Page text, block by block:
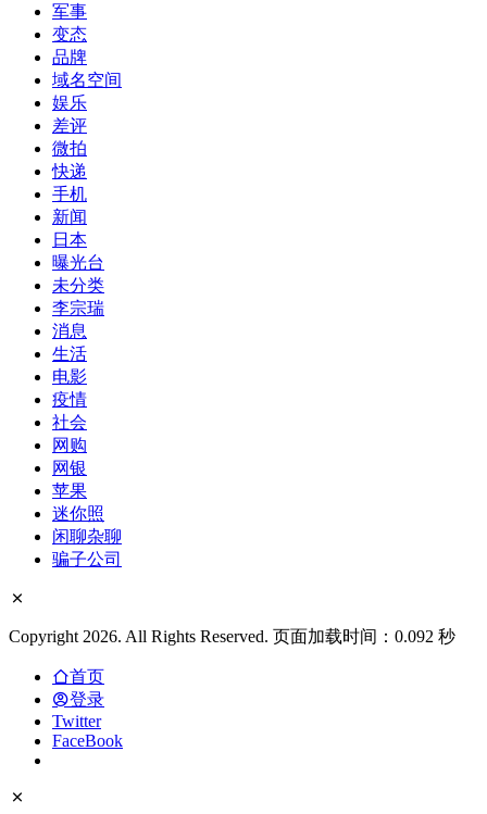
军事
变态
品牌
域名空间
娱乐
差评
微拍
快递
手机
新闻
日本
曝光台
未分类
李宗瑞
消息
生活
电影
疫情
社会
网购
网银
苹果
迷你照
闲聊杂聊
骗子公司
Copyright 2026. All Rights Reserved. 页面加载时间：0.092 秒
首页
登录
Twitter
FaceBook